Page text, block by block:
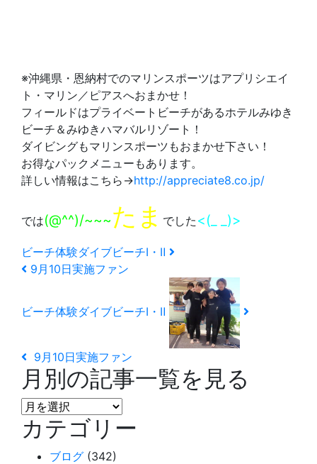
※沖縄県・恩納村でのマリンスポーツはアプリシエイ
ト・マリン／ピアスへおまかせ！
フィールドはプライベートビーチがあるホテルみゆき
ビーチ＆みゆきハマバルリゾート！
ダイビングもマリンスポーツもおまかせ下さい！
お得なパックメニューもあります。
詳しい情報はこちら→http://appreciate8.co.jp/
では(@^^)/~~~たま でした <(_ _)>
ビーチ体験ダイブビーチⅠ・Ⅱ
9月10日実施ファン
ビーチ体験ダイブビーチⅠ・Ⅱ
9月10日実施ファン
月別の記事一覧を見る
月
別
の
カテゴリー
ブログ (342)